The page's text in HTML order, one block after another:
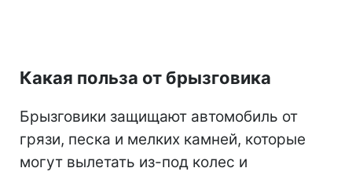
Какая польза от брызговика
Брызговики защищают автомобиль от
грязи, песка и мелких камней, которые
могут вылетать из-под колес и